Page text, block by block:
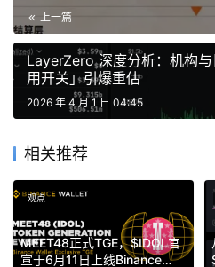
高点暴跌超过 99%。《Final
的以太坊链游《
还有 Gala Games 旗下获得《
权的 MMORPG 也在七月下
已悄悄转向在 Steam 上推出
戏。
近期让市场最为唏嘘的则是《
月 TGE 后市值最高仅冲至 110
上一篇
LayerZero 深度分析：机构
用开关」引爆重估
2026 年 4 月 1 日 04:45
相关推荐
MEET48正式TGE，$IDOL官
宣于6月11日上线Binance
观点